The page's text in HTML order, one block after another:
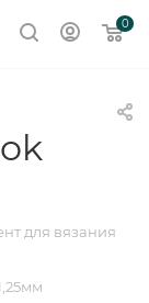
0
для вязания